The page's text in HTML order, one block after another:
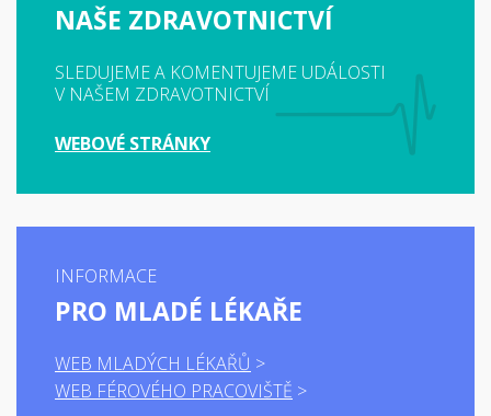
NAŠE ZDRAVOTNICTVÍ
SLEDUJEME A KOMENTUJEME UDÁLOSTI
V NAŠEM ZDRAVOTNICTVÍ
WEBOVÉ STRÁNKY
INFORMACE
PRO MLADÉ LÉKAŘE
WEB MLADÝCH LÉKAŘŮ
WEB FÉROVÉHO PRACOVIŠTĚ